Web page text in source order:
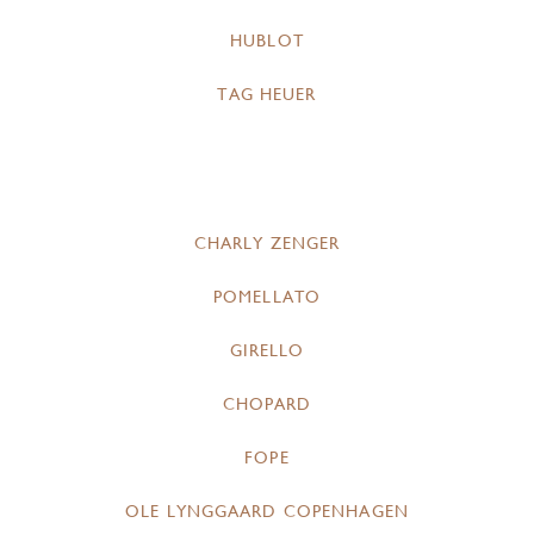
HUBLOT
TAG HEUER
CHARLY ZENGER
POMELLATO
GIRELLO
CHOPARD
FOPE
OLE LYNGGAARD COPENHAGEN